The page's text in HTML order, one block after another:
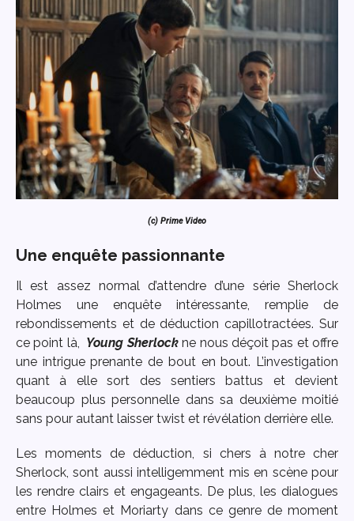
(c) Prime Video
Une enquête passionnante
Il est assez normal d’attendre d’une série Sherlock
Holmes une enquête intéressante, remplie de
rebondissements et de déduction capillotractées. Sur
ce point là,
Young Sherlockne nous déçoit pas et offre
une intrigue prenante de bout en bout. L’investigation
quant à elle sort des sentiers battus et devient
beaucoup plus personnelle dans sa deuxième moitié
sans pour autant laisser twist et révélation derrière elle.
Les moments de déduction, si chers à notre cher
Sherlock, sont aussi intelligemment mis en scène pour
les rendre clairs et engageants. De plus, les dialogues
entre Holmes et Moriarty dans ce genre de moment